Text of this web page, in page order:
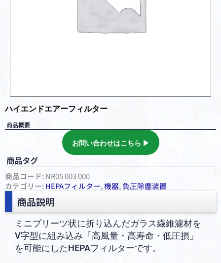
ハイエンドエアーフィルター
商品概要
お問い合わせはこちら ▶︎
商品タグ
商品コード:NR05 003 000
カテゴリー:HEPAフィルター,機器,負圧除塵装置
商品説明
ミニプリーツ状に折り込んだガラス繊維濾材を
V字型に組み込み「高風量・高寿命・低圧損」
を可能にしたHEPAフィルターです。